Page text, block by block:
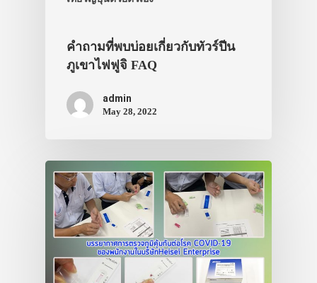
คำถามที่พบบ่อยเกี่ยวกับทัวร์ปีน
ภูเขาไฟฟูจิ FAQ
admin
May 28, 2022
ประเทศญี่ปุ่น
เที่ยวญี่ปุ่นด้ว
เอง
รถบัส
เดินทาง